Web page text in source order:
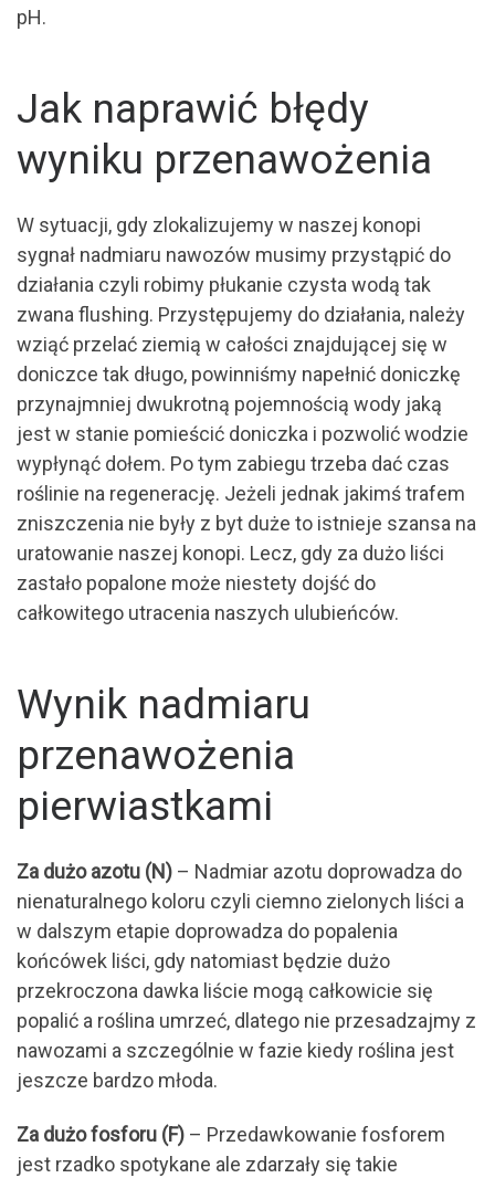
pH.
Jak naprawić błędy
wyniku przenawożenia
W sytuacji, gdy zlokalizujemy w naszej konopi
sygnał nadmiaru nawozów musimy przystąpić do
działania czyli robimy płukanie czysta wodą tak
zwana flushing. Przystępujemy do działania, należy
wziąć przelać ziemią w całości znajdującej się w
doniczce tak długo, powinniśmy napełnić doniczkę
przynajmniej dwukrotną pojemnością wody jaką
jest w stanie pomieścić doniczka i pozwolić wodzie
wypłynąć dołem. Po tym zabiegu trzeba dać czas
roślinie na regenerację. Jeżeli jednak jakimś trafem
zniszczenia nie były z byt duże to istnieje szansa na
uratowanie naszej konopi. Lecz, gdy za dużo liści
zastało popalone może niestety dojść do
całkowitego utracenia naszych ulubieńców.
Wynik nadmiaru
przenawożenia
pierwiastkami
Za dużo azotu (N) – Nadmiar azotu doprowadza do
nienaturalnego koloru czyli ciemno zielonych liści a
w dalszym etapie doprowadza do popalenia
końcówek liści, gdy natomiast będzie dużo
przekroczona dawka liście mogą całkowicie się
popalić a roślina umrzeć, dlatego nie przesadzajmy z
nawozami a szczególnie w fazie kiedy roślina jest
jeszcze bardzo młoda.
Za dużo fosforu (F) – Przedawkowanie fosforem
jest rzadko spotykane ale zdarzały się takie